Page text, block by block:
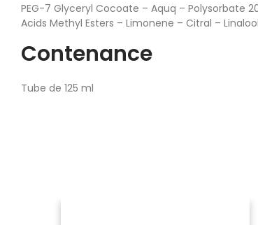
PEG-7 Glyceryl Cocoate – Aquq – Polysorbate
Acids Methyl Esters – Limonene – Citral –
Contenance
Tube de 125 ml